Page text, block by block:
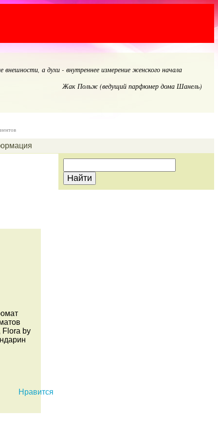
а духи - внутреннее измерение женского начала
Жак Польж (ведущий парфюмер дома Шанель)
Flora by
Нравится